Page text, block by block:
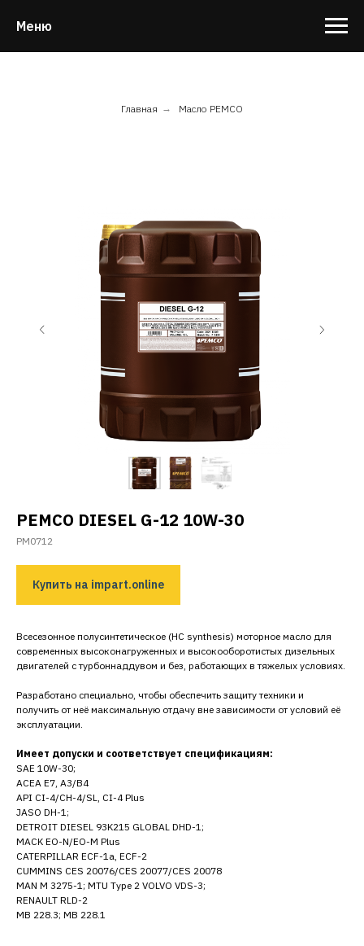
Меню
Главная → Масло PEMCO
PEMCO DIESEL G-12 10W-30
PM0712
Купить на impart.online
Всесезонное полусинтетическое (HC synthesis) моторное масло для
современных высоконагруженных и высокооборотистых дизельных
двигателей с турбоннаддувом и без, работающих в тяжелых условиях.
Разработано специально, чтобы обеспечить защиту техники и
получить от неё максимальную отдачу вне зависимости от условий её
эксплуатации.
Имеет допуски и соответствует спецификациям:
SAE 10W-30;
ACEA E7, А3/В4
API CI-4/СН-4/SL, CI-4 Plus
JASO DH-1;
DETROIT DIESEL 93K215 GLOBAL DHD-1;
MACK EO-N/EO-M Plus
CATERPILLAR ECF-1a, ECF-2
CUMMINS CES 20076/CES 20077/CES 20078
MAN M 3275-1; MTU Type 2 VOLVO VDS-3;
RENAULT RLD-2
MB 228.3; MB 228.1